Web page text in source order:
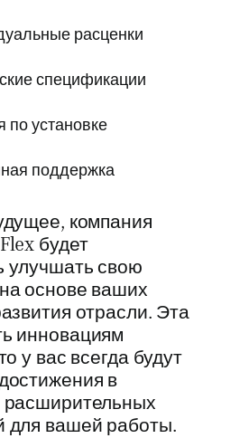
расценки
спецификации
по установке
поддержка
компания
будет
улучшать свою
основе ваших
отрасли. Эта
инновациям
у вас всегда будут
в
расширительных
для вашей работы.